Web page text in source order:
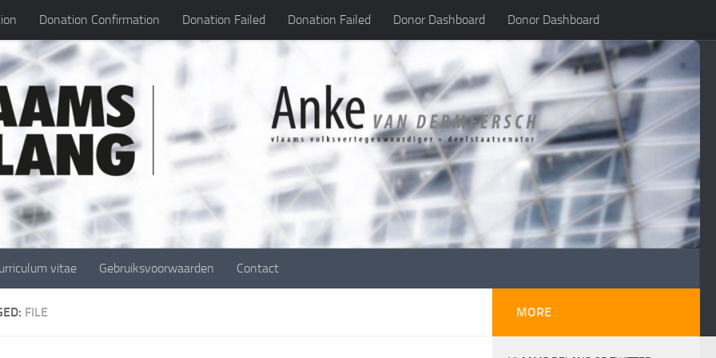
Donation Confirmation Donation Failed Donation Failed Donor Dashboard Donor Dashboard
vitae Gebruiksvoorwaarden Contact
FILE MORE